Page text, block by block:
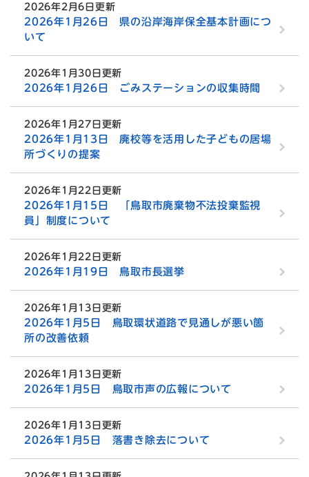
2026年2月6日更新
2026年1月26日 県の沿岸海岸保全基本計画につ
いて
2026年1月30日更新
2026年1月26日 ごみステーションの収集時間
2026年1月27日更新
2026年1月13日 廃校等を活用した子どもの居場
所づくりの提案
2026年1月22日更新
2026年1月15日 「鳥取市廃棄物不法投棄監視
員」制度について
2026年1月22日更新
2026年1月19日 鳥取市長選挙
2026年1月13日更新
2026年1月5日 鳥取環状道路で見通しが悪い箇
所の改善依頼
2026年1月13日更新
2026年1月5日 鳥取市声の広報について
2026年1月13日更新
2026年1月5日 落書き除去について